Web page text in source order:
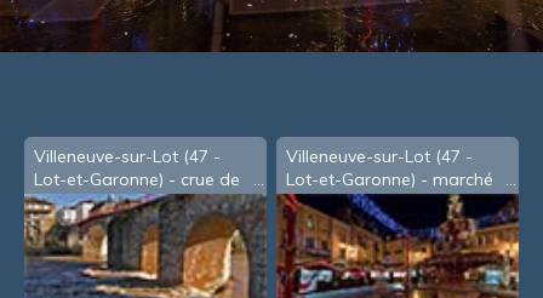
Villeneuve-sur-Lot (47 -
Lot-et-Garonne) - crue de
Janvier 2009 - b
Villeneuve-sur-Lot (47 -
Lot-et-Garonne) - marché
de Noël